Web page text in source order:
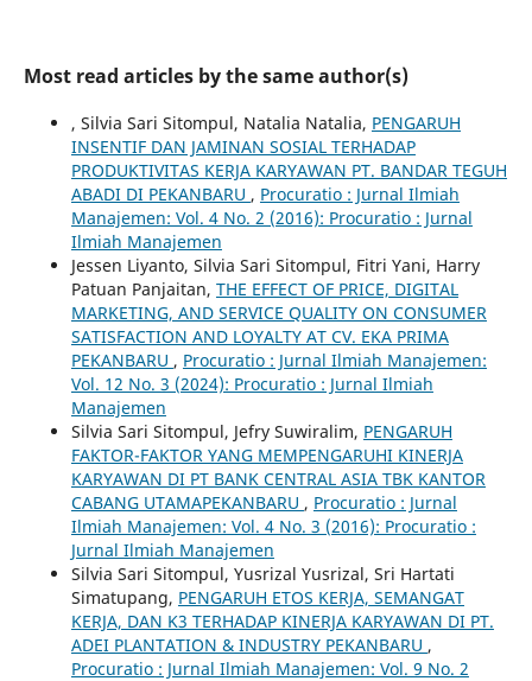
Most read articles by the same author(s)
, Silvia Sari Sitompul, Natalia Natalia, PENGARUH
INSENTIF DAN JAMINAN SOSIAL TERHADAP
PRODUKTIVITAS KERJA KARYAWAN PT. BANDAR TEGUH
ABADI DI PEKANBARU , Procuratio : Jurnal Ilmiah
Manajemen: Vol. 4 No. 2 (2016): Procuratio : Jurnal
Ilmiah Manajemen
Jessen Liyanto, Silvia Sari Sitompul, Fitri Yani, Harry
Patuan Panjaitan, THE EFFECT OF PRICE, DIGITAL
MARKETING, AND SERVICE QUALITY ON CONSUMER
SATISFACTION AND LOYALTY AT CV. EKA PRIMA
PEKANBARU , Procuratio : Jurnal Ilmiah Manajemen:
Vol. 12 No. 3 (2024): Procuratio : Jurnal Ilmiah
Manajemen
Silvia Sari Sitompul, Jefry Suwiralim, PENGARUH
FAKTOR-FAKTOR YANG MEMPENGARUHI KINERJA
KARYAWAN DI PT BANK CENTRAL ASIA TBK KANTOR
CABANG UTAMAPEKANBARU , Procuratio : Jurnal
Ilmiah Manajemen: Vol. 4 No. 3 (2016): Procuratio :
Jurnal Ilmiah Manajemen
Silvia Sari Sitompul, Yusrizal Yusrizal, Sri Hartati
Simatupang, PENGARUH ETOS KERJA, SEMANGAT
KERJA, DAN K3 TERHADAP KINERJA KARYAWAN DI PT.
ADEI PLANTATION & INDUSTRY PEKANBARU ,
Procuratio : Jurnal Ilmiah Manajemen: Vol. 9 No. 2